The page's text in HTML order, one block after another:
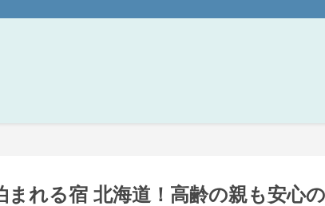
まれる宿 北海道！高齢の親も安心